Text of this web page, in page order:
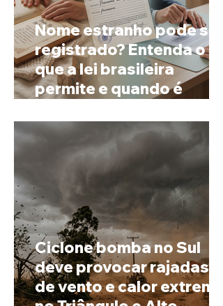
Nome estranho pode ser
registrado? Entenda o
que a lei brasileira
permite e quando é
prenome
Ciclone bomba no Sul
deve provocar rajadas
de vento e calor extremo